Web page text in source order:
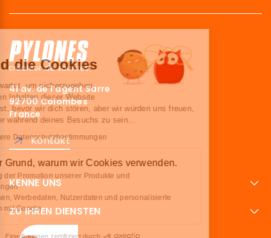
41 av. de l’agent Sarre
92700 Colombes
France
Kontakt
KENNE UNS
ZU IHREN DIENSTEN
Hallo!
Wir sind die Cookies
Wir haben gewartet, um sicherzugehen,
dass du an den Inhalten dieser Website
interessiert bist, bevor wir dich stören, aber wir würden uns freuen,
deine Begleiter während deines Besuchs zu sein...
Lesen Sie unsere Datenschutzbestimmungen
Hier ist der Grund, warum wir Cookies verwenden.
Optimierung der Promotion unserer Produkte und
Dienstleistungen
Teile Analysen, Werbedaten, Nutzerdaten und personalisierte
Werbedaten mit Google
Einwilligungen zertifiziert durch